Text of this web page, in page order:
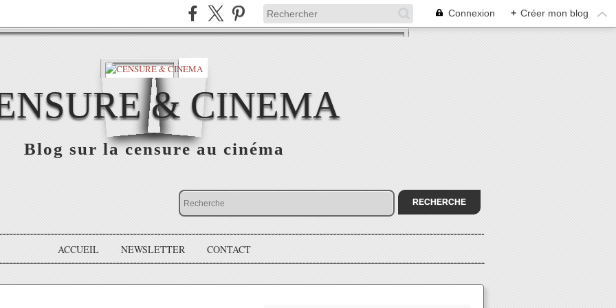
Connexion + Créer mon blog
& CINEMA
Blog sur la censure au cinéma
ACCUEIL NEWSLETTER CONTACT